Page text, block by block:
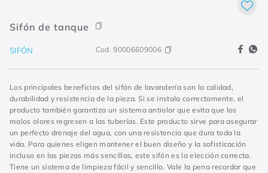
Sifón de tanque
SIFÓN Cod.90006609006
Los principales beneficios del sifón de lavandería son la calidad,
durabilidad y resistencia de la pieza. Si se instala correctamente, el
producto también garantiza un sistema antiolor que evita que los
malos olores regresen a las tuberías. Este producto sirve para asegurar
un perfecto drenaje del agua, con una resistencia que dura toda la
vida. Para quienes eligen mantener el buen diseño y la sofisticación
incluso en las piezas más sencillas, este sifón es la elección correcta.
Tiene un sistema de limpieza fácil y sencillo. Vale la pena recordar que
4.